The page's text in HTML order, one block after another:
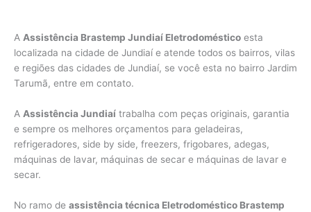
A Assistência Brastemp Jundiaí Eletrodoméstico esta
localizada na cidade de Jundiaí e atende todos os bairros, vilas
e regiões das cidades de Jundiaí, se você esta no bairro Jardim
Tarumã, entre em contato.
A Assistência Jundiaí trabalha com peças originais, garantia
e sempre os melhores orçamentos para geladeiras,
refrigeradores, side by side, freezers, frigobares, adegas,
máquinas de lavar, máquinas de secar e máquinas de lavar e
secar.
No ramo de assistência técnica Eletrodoméstico Brastemp